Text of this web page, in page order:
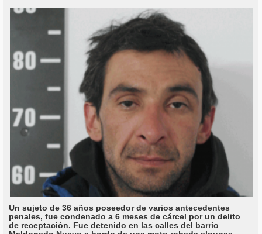
Un sujeto de 36 años poseedor de varios antecedentes
penales, fue condenado a 6 meses de cárcel por un delito
de receptación. Fue detenido en las calles del barrio